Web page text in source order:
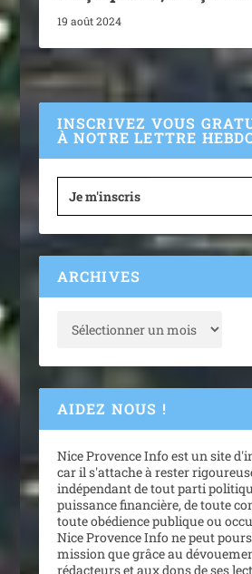
19 août 2024
INSCRIVEZ VOUS
À NOTRE LETTRE
Je m'inscris
ARCHIVES
AIDEZ NOUS !
Nice Provence Info est un site
car il s'attache à rester
indépendant de tout parti
puissance financière, de toute
toute obédience publique ou
Nice Provence Info ne peut
mission que grâce au
rédacteurs et aux dons de ses